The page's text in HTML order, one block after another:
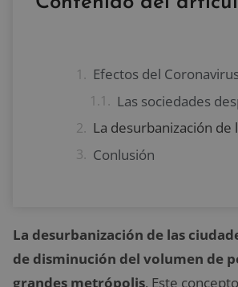
Efectos del
Conlusión
La desurbanización de las
de disminución del volumen de
grandes metrópolis. Este